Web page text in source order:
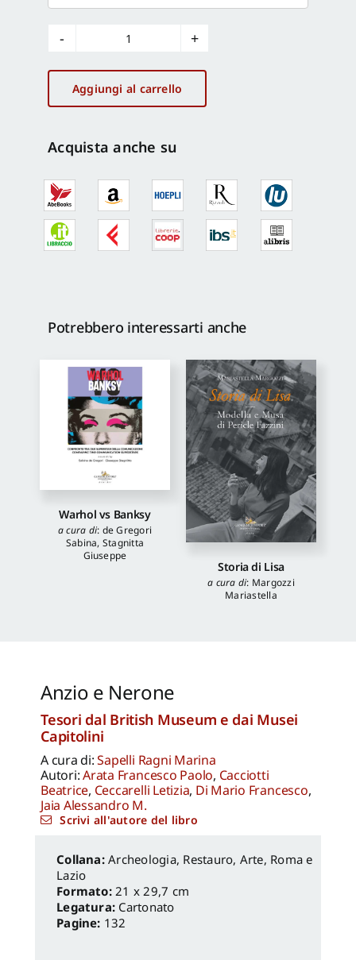
Anzio
e
Nerone
quantità
Aggiungi al carrello
Acquista anche su
Potrebbero interessarti anche
Warhol vs Banksy
a cura di: de Gregori
Sabina, Stagnitta
Giuseppe
Storia di Lisa
a cura di: Margozzi
Mariastella
Anzio e Nerone
Tesori dal British Museum e dai Musei
Capitolini
A cura di:Sapelli Ragni Marina
Autori:Arata Francesco Paolo, Cacciotti
Beatrice, Ceccarelli Letizia, Di Mario Francesco,
Jaia Alessandro M.
Scrivi all'autore del libro
Archeologia, Restauro, Arte, Roma e
Lazio
Formato:21 x 29,7 cm
Legatura: Cartonato
Pagine: 132